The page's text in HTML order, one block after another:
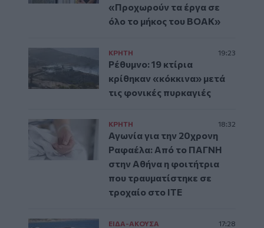
«Προχωρούν τα έργα σε
όλο το μήκος του ΒΟΑΚ»
ΚΡΗΤΗ 19:23
Ρέθυμνο: 19 κτίρια
κρίθηκαν «κόκκινα» μετά
τις φονικές πυρκαγιές
ΚΡΗΤΗ 18:32
Αγωνία για την 20χρονη
Ραφαέλα: Από το ΠΑΓΝΗ
στην Αθήνα η φοιτήτρια
που τραυματίστηκε σε
τροχαίο στο ΙΤΕ
ΕΙΔΑ-ΑΚΟΥΣΑ 17:28